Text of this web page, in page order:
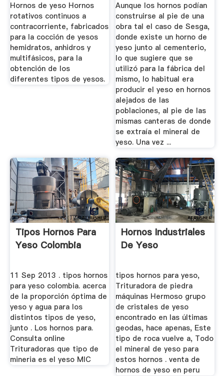
Hornos de yeso Hornos
rotativos continuos a
contracorriente, fabricados
para la cocción de yesos
hemidratos, anhidros y
multifásicos, para la
obtención de los
diferentes tipos de yesos.
Aunque los hornos podían
construirse al pie de una
obra tal el caso de Sesga,
donde existe un horno de
yeso junto al cementerio,
lo que sugiere que se
utilizó para la fábrica del
mismo, lo habitual era
producir el yeso en hornos
alejados de las
poblaciones, al pie de las
mismas canteras de donde
se extraía el mineral de
yeso. Una vez ...
Tipos Hornos Para
Yeso Colombia
11 Sep 2013 . tipos hornos
para yeso colombia. acerca
de la proporción óptima de
yeso y agua para los
distintos tipos de yeso,
junto . Los hornos para.
Consulta online
Trituradoras que tipo de
mineria es el yeso MIC
Hornos Industriales
De Yeso
tipos hornos para yeso,
Trituradora de piedra
máquinas Hermoso grupo
de cristales de yeso
encontrado en las últimas
geodas, hace apenas, Este
tipo de roca vuelve a, Todo
el mineral de yeso para
estos hornos . venta de
hornos de yeso en peru